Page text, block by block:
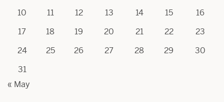
10
11 12 13 14 15
16
17
18 19 20 21 22
23
24
25 26 27 28 29
30
31
« May